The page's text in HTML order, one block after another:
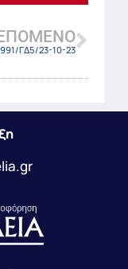
ΕΠΌΜΕΝΟ
ΓΔ5/23-10-23